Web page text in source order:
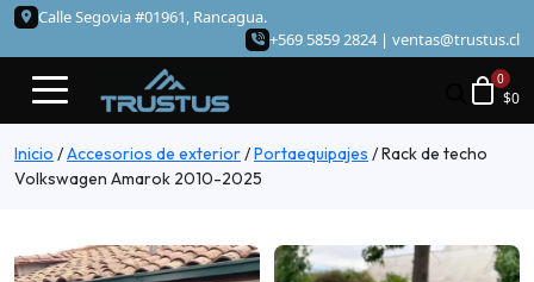
Calle Segovia #01961, Rancagua.
+569 5859 2824 | ventas@trustus.cl
$0
Inicio /Accesorios de exterior/Portaequipajes /Rack de techo
Volkswagen Amarok 2010-2025